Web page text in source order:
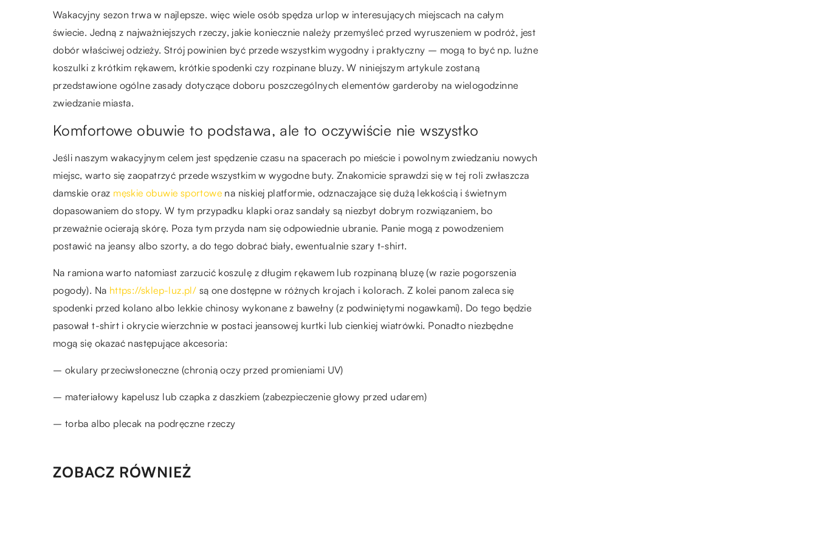
Wakacyjny sezon trwa w najlepsze. więc wiele osób spędza urlop w interesujących miejscach na całym
świecie. Jedną z najważniejszych rzeczy, jakie koniecznie należy przemyśleć przed wyruszeniem w podróż, jest
dobór właściwej odzieży. Strój powinien być przede wszystkim wygodny i praktyczny – mogą to być np. luźne
koszulki z krótkim rękawem, krótkie spodenki czy rozpinane bluzy. W niniejszym artykule zostaną
przedstawione ogólne zasady dotyczące doboru poszczególnych elementów garderoby na wielogodzinne
zwiedzanie miasta.
Komfortowe obuwie to podstawa, ale to oczywiście nie wszystko
Jeśli naszym wakacyjnym celem jest spędzenie czasu na spacerach po mieście i powolnym zwiedzaniu nowych
miejsc, warto się zaopatrzyć przede wszystkim w wygodne buty. Znakomicie sprawdzi się w tej roli zwłaszcza
damskie oraz męskie obuwie sportowe na niskiej platformie, odznaczające się dużą lekkością i świetnym
dopasowaniem do stopy. W tym przypadku klapki oraz sandały są niezbyt dobrym rozwiązaniem, bo
przeważnie ocierają skórę. Poza tym przyda nam się odpowiednie ubranie. Panie mogą z powodzeniem
postawić na jeansy albo szorty, a do tego dobrać biały, ewentualnie szary t-shirt.
Na ramiona warto natomiast zarzucić koszulę z długim rękawem lub rozpinaną bluzę (w razie pogorszenia
pogody). Na https://sklep-luz.pl/ są one dostępne w różnych krojach i kolorach. Z kolei panom zaleca się
spodenki przed kolano albo lekkie chinosy wykonane z bawełny (z podwiniętymi nogawkami). Do tego będzie
pasował t-shirt i okrycie wierzchnie w postaci jeansowej kurtki lub cienkiej wiatrówki. Ponadto niezbędne
mogą się okazać następujące akcesoria:
– okulary przeciwsłoneczne (chronią oczy przed promieniami UV)
– materiałowy kapelusz lub czapka z daszkiem (zabezpieczenie głowy przed udarem)
– torba albo plecak na podręczne rzeczy
ZOBACZ RÓWNIEŻ